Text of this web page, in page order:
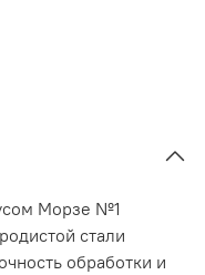
Морзе №1
стали
обработки и